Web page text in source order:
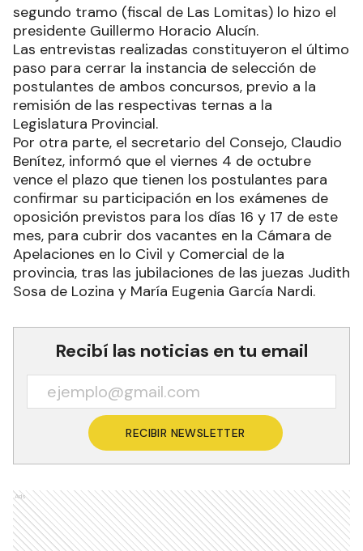
segundo tramo (fiscal de Las Lomitas) lo hizo el
presidente Guillermo Horacio Alucín.
Las entrevistas realizadas constituyeron el último
paso para cerrar la instancia de selección de
postulantes de ambos concursos, previo a la
remisión de las respectivas ternas a la
Legislatura Provincial.
Por otra parte, el secretario del Consejo, Claudio
Benítez, informó que el viernes 4 de octubre
vence el plazo que tienen los postulantes para
confirmar su participación en los exámenes de
oposición previstos para los días 16 y 17 de este
mes, para cubrir dos vacantes en la Cámara de
Apelaciones en lo Civil y Comercial de la
provincia, tras las jubilaciones de las juezas Judith
Sosa de Lozina y María Eugenia García Nardi.
Recibí las noticias en tu email
RECIBIR NEWSLETTER
Ads